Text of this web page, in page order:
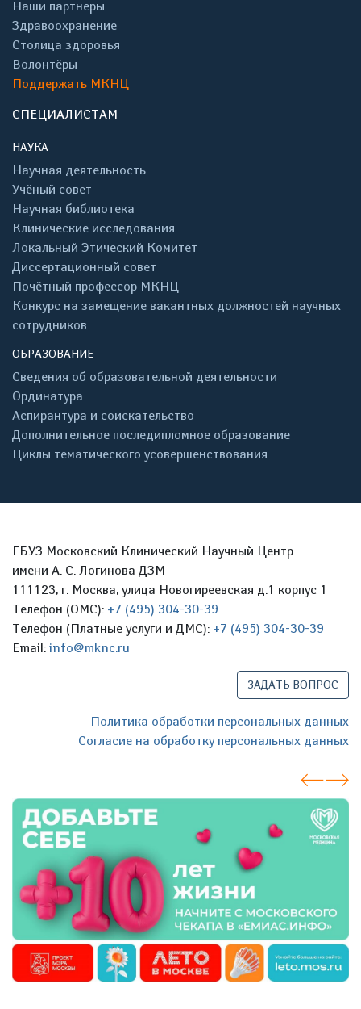
Наши партнеры
Здравоохранение
Столица здоровья
Волонтёры
Поддержать МКНЦ
СПЕЦИАЛИСТАМ
НАУКА
Научная деятельность
Учёный совет
Научная библиотека
Клинические исследования
Локальный Этический Комитет
Диссертационный совет
Почётный профессор МКНЦ
Конкурс на замещение вакантных должностей научных
сотрудников
ОБРАЗОВАНИЕ
Сведения об образовательной деятельности
Ординатура
Аспирантура и соискательство
Дополнительное последипломное образование
Циклы тематического усовершенствования
ГБУЗ Московский Клинический Научный Центр
имени А. С. Логинова ДЗМ
111123, г. Москва, улица Новогиреевская д.1 корпус 1
Телефон (ОМС): +7 (495) 304-30-39
Телефон (Платные услуги и ДМС): +7 (495) 304-30-39
Email: info@mknc.ru
ЗАДАТЬ ВОПРОС
Политика обработки персональных данных
Согласие на обработку персональных данных